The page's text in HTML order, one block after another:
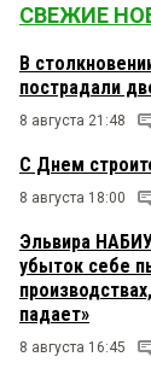
СВЕЖИЕ
В
пострадали
8 августа 21:48
С Днем
8 августа 18:00
Эльвира
убыток себе
падает»
8 августа 16:45